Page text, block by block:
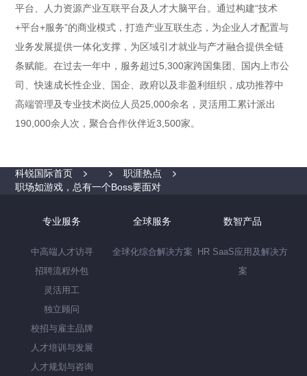
平台、人力资源产业互联平台及人才大脑平台。通过构建“技术
+平台+服务”的商业模式，打造产业互联生态，为企业人才配置与
业务发展提供一体化支撑，为区域引才就业与产才融合提供全链
条赋能。在过去一年中，服务超过5,300家跨国集团、国内上市公
司、快速成长性企业、国企、政府以及非盈利组织，成功推荐中
高端管理及专业技术岗位人员25,000余名，灵活用工累计派出
190,000余人次，聚合合作伙伴近3,500家。
科锐国际首页
职涯热点
职场如游戏，总有一个Boss要面对
专业服务
中高端人才访寻
招聘流程外包
灵活用工
独立顾问
校招与雇主品牌
人才培训与发展
人才规划与咨询
全球服务
全球化综合解决方案
数智产品
HR SaaS应用及解决方
案